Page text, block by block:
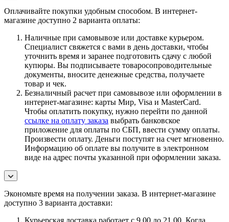
Оплачивайте покупки удобным способом. В интернет-
магазине доступно 2 варианта оплаты:
Наличные при самовывозе или доставке курьером.
Специалист свяжется с вами в день доставки, чтобы
уточнить время и заранее подготовить сдачу с любой
купюры. Вы подписываете товаросопроводительные
документы, вносите денежные средства, получаете
товар и чек.
Безналичный расчет при самовывозе или оформлении в
интернет-магазине: карты Мир, Visa и MasterCard.
Чтобы оплатить покупку, нужно перейти по данной
ссылке на оплату заказа выбрать банковское
приложение для оплаты по СБП, ввести сумму оплаты.
Произвести оплату. Деньги поступят на счет мгновенно.
Информацию об оплате вы получите в электронном
виде на адрес почты указанной при оформлении заказа.
Экономьте время на получении заказа. В интернет-магазине
доступно 3 варианта доставки:
Курьерская доставка работает с 9.00 до 21.00. Когда